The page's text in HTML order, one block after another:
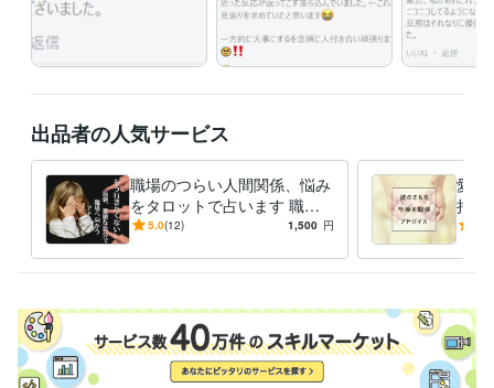
出品者の人気サービス
職場のつらい人間関係、悩み
をタロットで占います 職
場、上司、転職、いじめ、パ
恋愛
5.0(12) 1,500 円
愛情
持ち
【質